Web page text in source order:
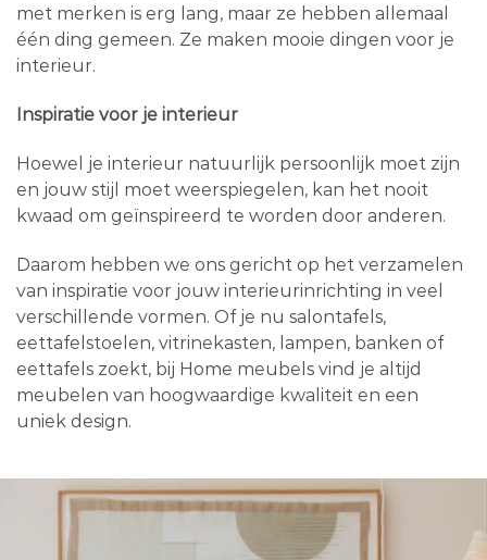
met merken is erg lang, maar ze hebben allemaal
één ding gemeen. Ze maken mooie dingen voor je
interieur.
Inspiratie voor je interieur
Hoewel je interieur natuurlijk persoonlijk moet zijn
en jouw stijl moet weerspiegelen, kan het nooit
kwaad om geïnspireerd te worden door anderen.
Daarom hebben we ons gericht op het verzamelen
van inspiratie voor jouw interieurinrichting in veel
verschillende vormen. Of je nu salontafels,
eettafelstoelen, vitrinekasten, lampen, banken of
eettafels zoekt, bij Home meubels vind je altijd
meubelen van hoogwaardige kwaliteit en een
uniek design.